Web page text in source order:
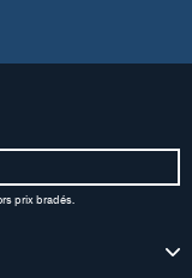
prix bradés.